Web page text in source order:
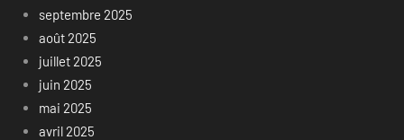
septembre 2025
août 2025
juillet 2025
juin 2025
mai 2025
avril 2025